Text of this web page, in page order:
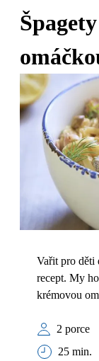
Vařit pro děti
recept. My
krémovou
2 porce
25 min.